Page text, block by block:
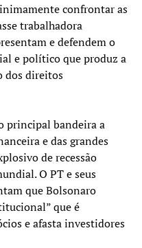
confrontar as
trabalhadora
e defendem o
e político que produz a
dos direitos
principal bandeira a
e das grandes
de recessão
O PT e seus
que Bolsonaro
que é
e afasta investidores